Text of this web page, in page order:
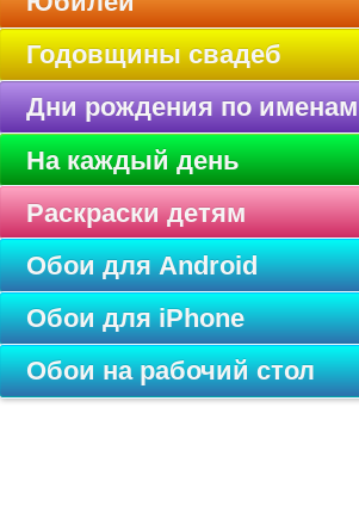
Годовщины свадеб
Дни рождения по именам
На каждый день
Раскраски детям
Обои для Android
Обои для iPhone
Обои на рабочий стол